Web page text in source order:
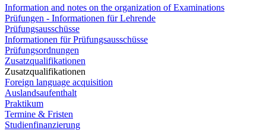
Information and notes on the organization of Examinations
Prüfungen - Informationen für Lehrende
Prüfungsausschüsse
Informationen für Prüfungsausschüsse
Prüfungsordnungen
Zusatzqualifikationen
Zusatzqualifikationen
Foreign language acquisition
Auslandsaufenthalt
Praktikum
Termine & Fristen
Studienfinanzierung